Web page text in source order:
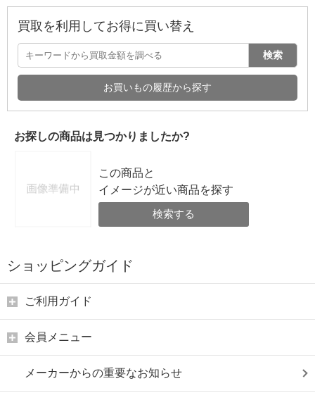
買取を利用してお得に買い替え
検索
お買いもの履歴から探す
お探しの商品は見つかりましたか?
この商品と
イメージが近い商品を探す
検索する
ショッピングガイド
ご利用ガイド
会員メニュー
メーカーからの重要なお知らせ